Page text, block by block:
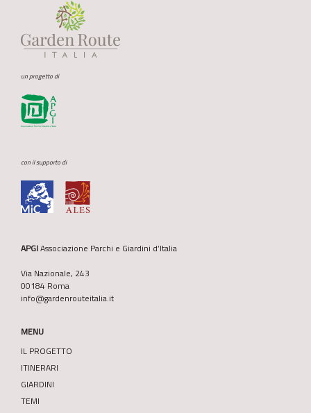
un progetto di
con il supporto di
APGIAssociazione Parchi e Giardini d’Italia
Via Nazionale, 243
00184 Roma
info@gardenrouteitalia.it
MENU
IL PROGETTO
ITINERARI
GIARDINI
TEMI